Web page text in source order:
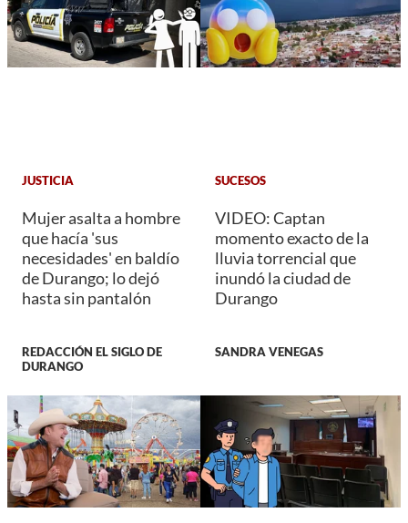
JUSTICIA
Mujer asalta a hombre
que hacía 'sus
necesidades' en baldío
de Durango; lo dejó
hasta sin pantalón
REDACCIÓN EL SIGLO DE
DURANGO
SUCESOS
VIDEO: Captan
momento exacto de la
lluvia torrencial que
inundó la ciudad de
Durango
SANDRA VENEGAS